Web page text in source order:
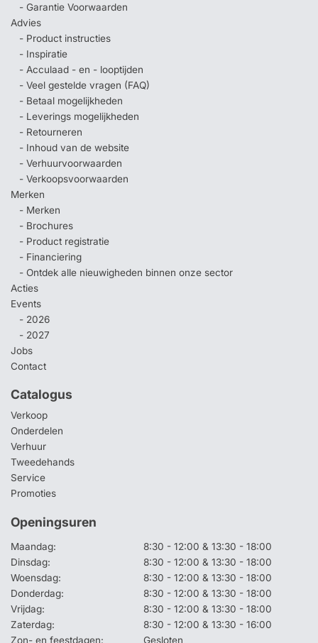
- Garantie Voorwaarden
Advies
- Product instructies
- Inspiratie
- Acculaad - en - looptijden
- Veel gestelde vragen (FAQ)
- Betaal mogelijkheden
- Leverings mogelijkheden
- Retourneren
- Inhoud van de website
- Verhuurvoorwaarden
- Verkoopsvoorwaarden
Merken
- Merken
- Brochures
- Product registratie
- Financiering
- Ontdek alle nieuwigheden binnen onze sector
Acties
Events
- 2026
- 2027
Jobs
Contact
Catalogus
Verkoop
Onderdelen
Verhuur
Tweedehands
Service
Promoties
Openingsuren
Maandag:
8:30 - 12:00 & 13:30 - 18:00
Dinsdag:
8:30 - 12:00 & 13:30 - 18:00
Woensdag:
8:30 - 12:00 & 13:30 - 18:00
Donderdag:
8:30 - 12:00 & 13:30 - 18:00
Vrijdag:
8:30 - 12:00 & 13:30 - 18:00
Zaterdag:
8:30 - 12:00 & 13:30 - 16:00
Zon- en feestdagen:
Gesloten